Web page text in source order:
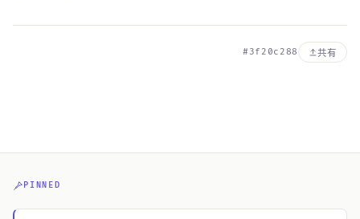
#3f20c288 共有
PINNED